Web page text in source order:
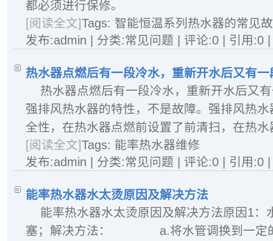
都必须进行保修。
[阅读全文]Tags: 智能恒温系列热水器的常见
发布:admin | 分类:常见问题 | 评论:0 | 引用:0
热水器点燃后有一段冷水，重新开水后又有
热水器点燃后有一段冷水，重新开水后又
强排风热水器的特性，不是故障。强排风热
全性，在热水器点燃前设置了前清扫，在热
[阅读全文]Tags: 能率热水器维修
发布:admin | 分类:常见问题 | 评论:0 | 引用:0
能率热水器水太烫原因及解决方法
能率热水器水太烫原因及解决方法原因1：
塞；解决方法： a.将水管调换到一